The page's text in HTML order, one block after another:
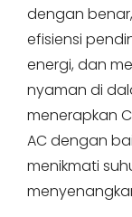
dengan
efisiensi
energi, dan
nyaman di
menerapkan
AC dengan
menikmati